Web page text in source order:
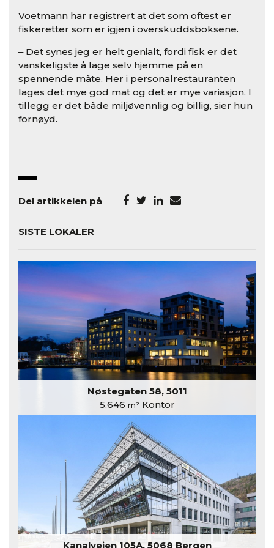
Voetmann har registrert at det som oftest er
fiskeretter som er igjen i overskuddsboksene.
‒ Det synes jeg er helt genialt, fordi fisk er det
vanskeligste å lage selv hjemme på en
spennende måte. Her i personalrestauranten
lages det mye god mat og det er mye variasjon. I
tillegg er det både miljøvennlig og billig, sier hun
fornøyd.
Del artikkelen på
SISTE LOKALER
Nøstegaten 58, 5011
5.646 m²Kontor
Kanalveien 105A, 5068 Bergen